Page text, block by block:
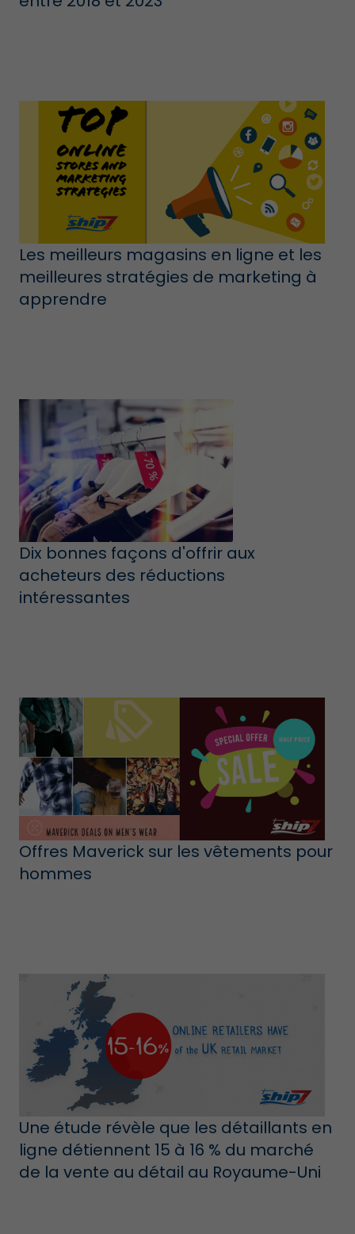
Les meilleurs magasins en ligne et les
meilleures stratégies de marketing à
apprendre
Dix bonnes façons d'offrir aux
acheteurs des réductions
intéressantes
Offres Maverick sur les vêtements pour
hommes
Une étude révèle que les détaillants en
ligne détiennent 15 à 16 % du marché
de la vente au détail au Royaume-Uni